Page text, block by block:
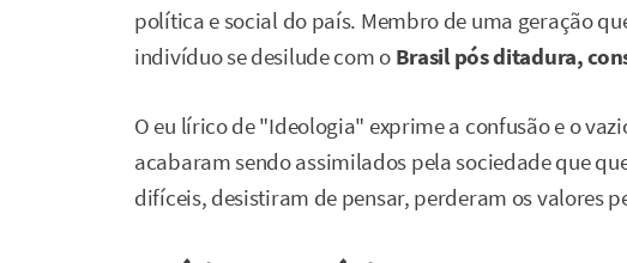
política e social do país. Membro de uma geração
indivíduo se desilude com oBrasil pós ditadura,
O eu lírico de "Ideologia" exprime a confusão e o
acabaram sendo assimilados pela sociedade que
difíceis, desistiram de pensar, perderam os valores